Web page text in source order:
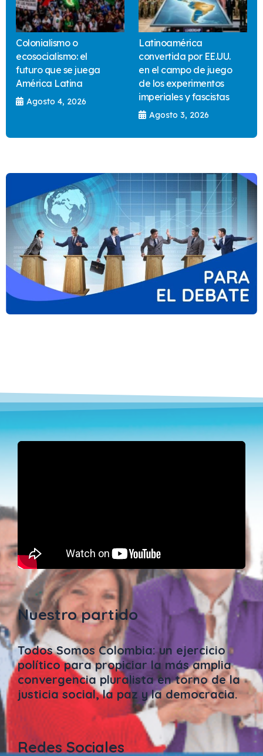
Colonialismo o
ecosocialismo: el
futuro que se juega
América Latina
Agosto 4, 2026
Latinoamérica
convertida por EE.UU.
en el campo de juego
de los experimentos
imperiales y fascistas
Agosto 3, 2026
Nuestro partido
Todos Somos Colombia: un ejercicio
político para propiciar la más amplia
convergencia pluralista en torno de la
justicia social, la paz y la democracia.
Redes Sociales